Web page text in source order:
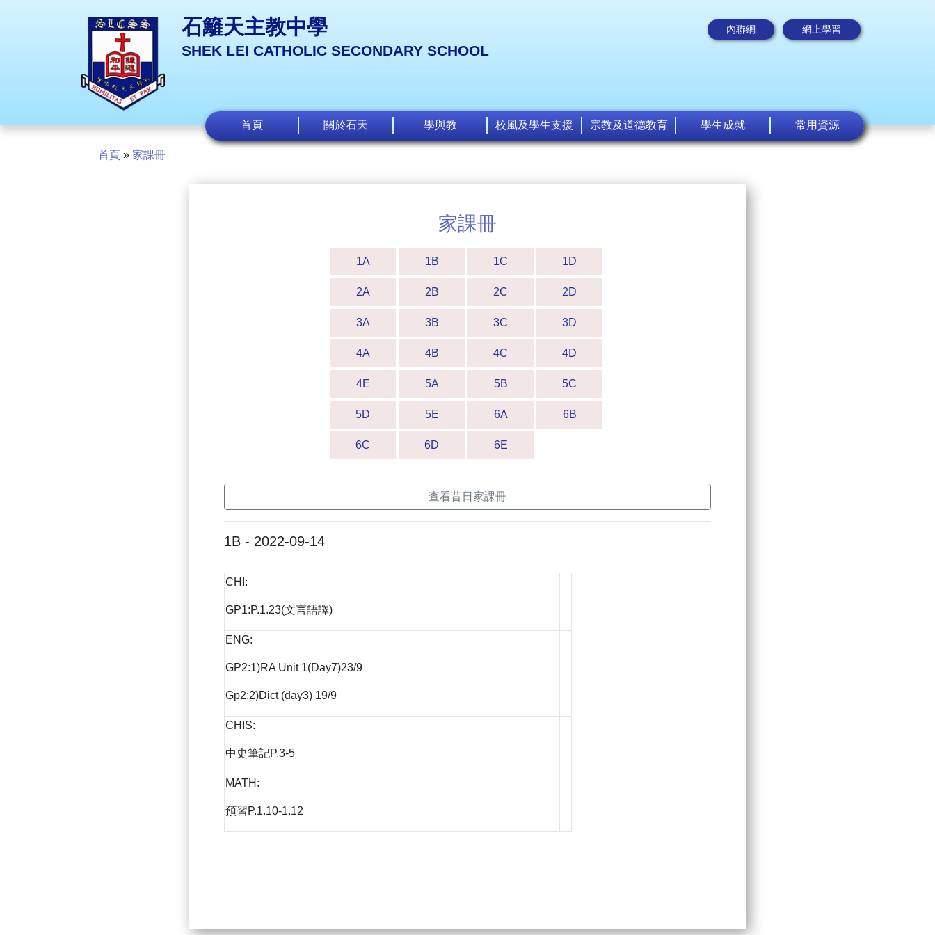
石籬天主教中學
SHEK LEI CATHOLIC SECONDARY SCHOOL
內聯網 網上學習
首頁 關於石天 學與教 校風及學生支援 宗教及道德教育 學生成就 常用資源
首頁 » 家課冊
家課冊
1A 1B 1C 1D
2A 2B 2C 2D
3A 3B 3C 3D
4A 4B 4C 4D
4E 5A 5B 5C
5D 5E 6A 6B
6C 6D 6E
查看昔日家課冊
1B - 2022-09-14
CHI:
GP1:P.1.23(文言語譯)
ENG:
GP2:1)RA Unit 1(Day7)23/9
Gp2:2)Dict (day3) 19/9
CHIS:
中史筆記P.3-5
MATH:
預習P.1.10-1.12